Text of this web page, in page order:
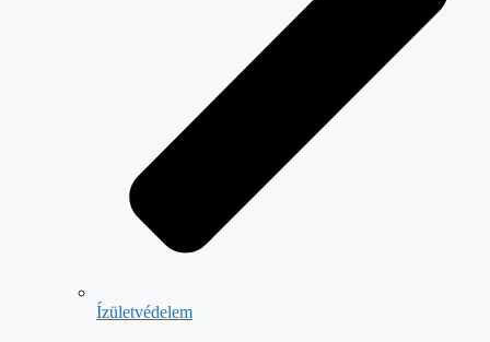
Ízületvédelem